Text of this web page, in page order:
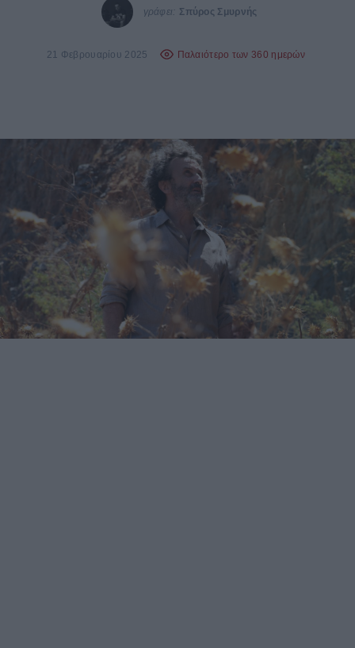
γράφει: Σπύρος Σμυρνής
21 Φεβρουαρίου 2025 Παλαιότερο των 360 ημερών